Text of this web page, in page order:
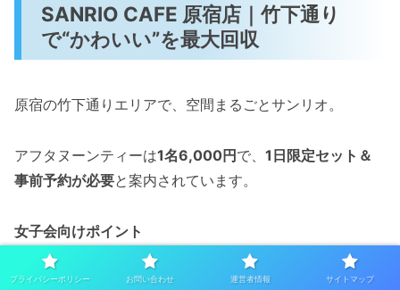
SANRIO CAFE 原宿店｜竹下通り
で“かわいい”を最大回収
原宿の竹下通りエリアで、空間まるごとサンリオ。
アフタヌーンティーは1名6,000円で、 1日限定セット＆
事前予約が必要と案内されています。
女子会向けポイント
「キャラ×かわいい×限定」の三拍子で、遠方からの
プライバシーポリシー お問い合わせ 運営者情報 サイトマップ